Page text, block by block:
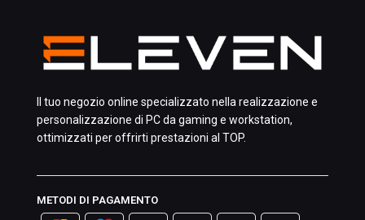
Il tuo negozio online specializzato nella realizzazione e
personalizzazione di PC da gaming e workstation,
ottimizzati per offrirti prestazioni al TOP.
METODI DI PAGAMENTO